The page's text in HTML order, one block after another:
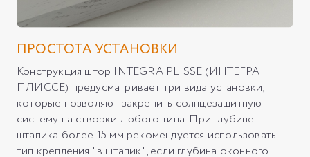
ПРОСТОТА УСТАНОВКИ
Конструкция штор INTEGRA PLISSE (ИНТЕГРА
ПЛИССЕ) предусматривает три вида установки,
которые позволяют закрепить солнцезащитную
систему на створки любого типа. При глубине
штапика более 15 мм рекомендуется использовать
тип крепления "в штапик", если глубина оконного